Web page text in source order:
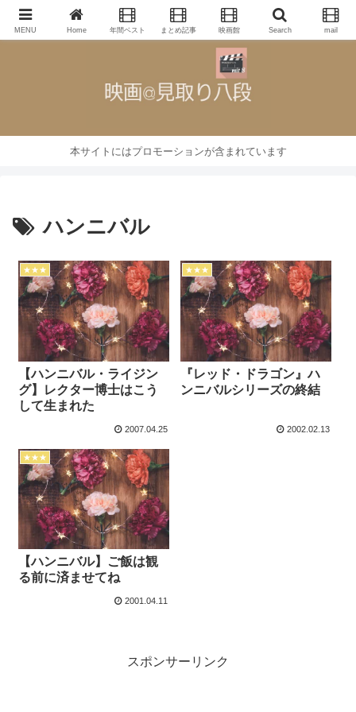
映画批評・レビューブログ
本サイトにはプロモーションが含まれています
ハンニバル
★★★
【ハンニバル・ライジン
グ】レクター博士はこう
して生まれた
2007.04.25
★★★
『レッド・ドラゴン』ハ
ンニバルシリーズの終結
2002.02.13
★★★
【ハンニバル】ご飯は観
る前に済ませてね
2001.04.11
スポンサーリンク
MENU Home 年間ベスト まとめ記事 映画館 Search mail